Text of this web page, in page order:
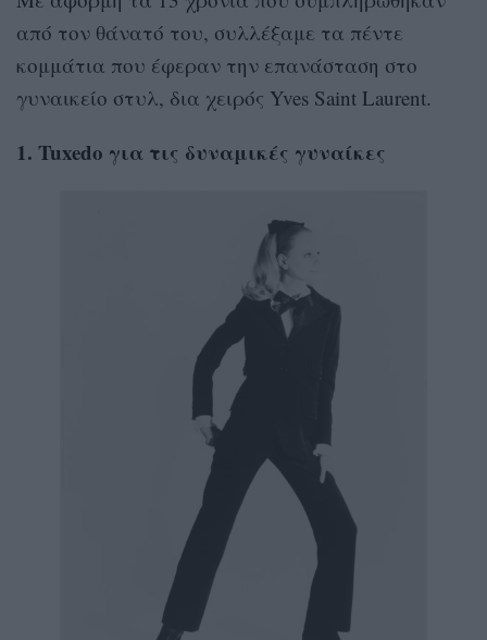
από τον θάνατό του, συλλέξαμε τα πέντε
κομμάτια που έφεραν την επανάσταση στο
γυναικείο στυλ, δια χειρός Yves Saint Laurent.
1. Tuxedo για τις δυναμικές γυναίκες